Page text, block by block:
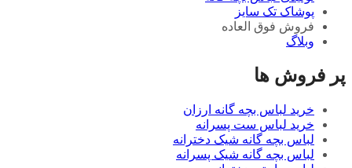
پوشاک تک سایز
فروش فوق العاده
وبلاگ
پر فروش ها
خرید لباس بچه گانه ارزان
خرید لباس ست پسرانه
لباس بچه گانه شیک دخترانه
لباس بچه گانه شیک پسرانه